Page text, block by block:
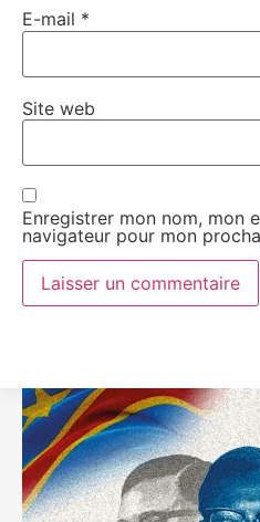
E-mail *
Site web
Enregistrer mon nom, mon
navigateur pour mon